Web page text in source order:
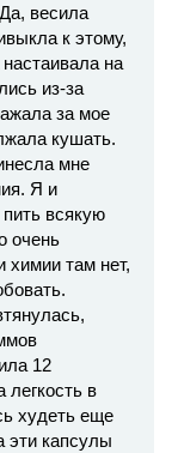
весила
к этому,
на
из-за
за мое
кушать.
мне
Я и
всякую
очень
химии там нет,
12
легкость в
худеть еще
капсулы